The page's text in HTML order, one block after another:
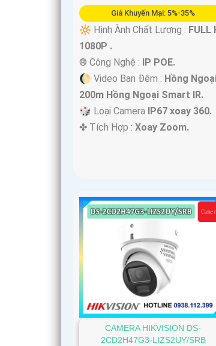
Giá Khuyến Mại: 5%-35%
🔆 Hình Ành Chất Lượng : FULL
1080P .
®️ Công Nghệ : IP POE.
🌔 Video Ban Đêm : Hồng
200m Hồng Ngoại Smart IR.
🎲 Loại Camera IP67 xoay 360.
️✤ Tích Hợp : Xoay Zoom.
CAMERA HIKVISION DS-
2CD2H47G3-LIZS2UY/SRB